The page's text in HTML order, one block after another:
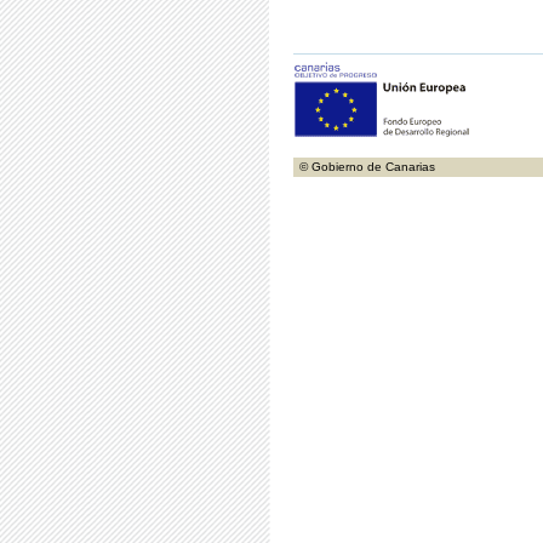
© Gobierno de Canarias